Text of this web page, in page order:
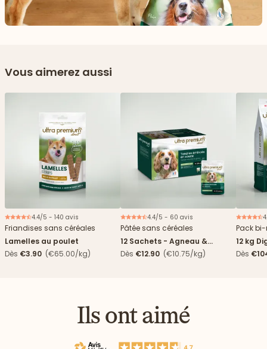
Vous aimerez aussi
4.4/5 - 140 avis
Friandises sans céréales
Lamelles au poulet
Dès €3.90 (€65.00/kg)
4.4/5 - 60 avis
Pâtée sans céréales
12 Sachets - Agneau &
haricots verts
Dès €12.90 (€10.75/kg)
Pack
12 kg
boîtes
Dès
Ils ont aimé